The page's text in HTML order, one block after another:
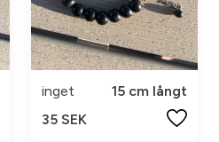
inget
15 cm långt
35 SEK